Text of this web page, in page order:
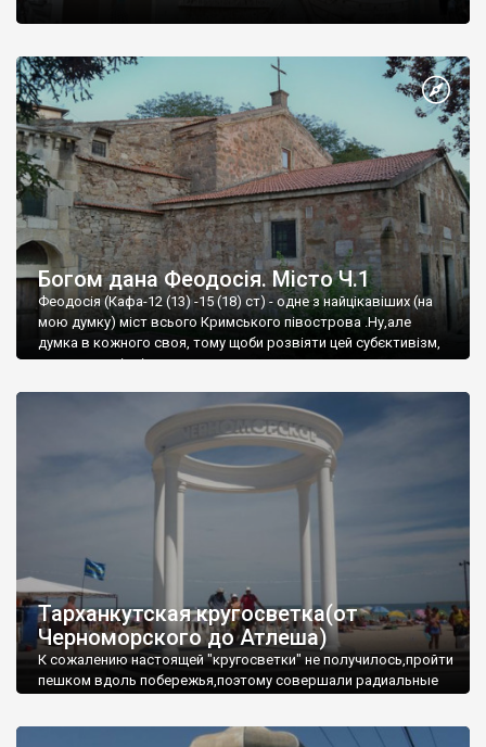
Богом дана Феодосія. Місто Ч.1
Феодосія (Кафа-12 (13) -15 (18) ст) - одне з найцікавіших (на
мою думку) міст всього Кримського півострова .Ну,але
думка в кожного своя, тому щоби розвіяти цей субєктивізм,
запрошую відвідати це
Тарханкутская кругосветка(от
Черноморского до Атлеша)
К сожалению настоящей "кругосветки" не получилось,пройти
пешком вдоль побережья,поэтому совершали радиальные